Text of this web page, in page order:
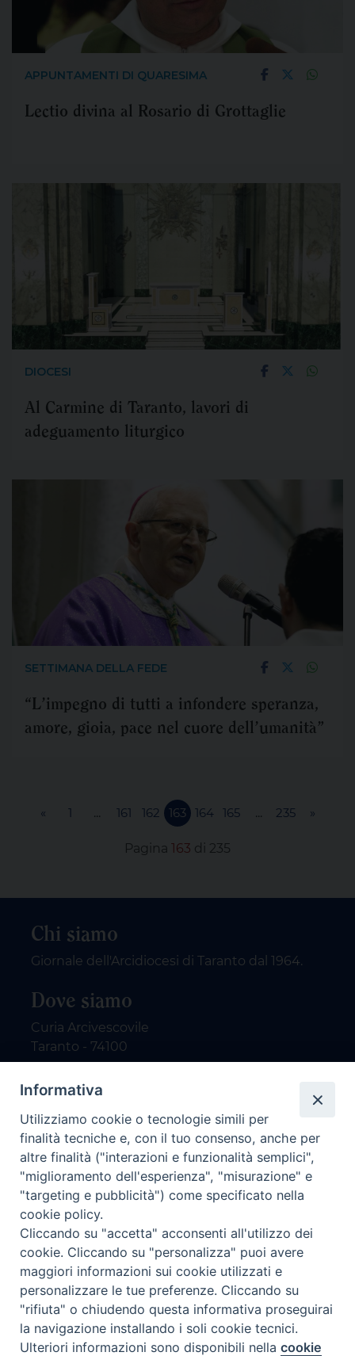
APPUNTAMENTI DI QUARESIMA
Lectio divina al Rosario di Grottaglie
DIOCESI
Al Carmine di Taranto, lavori di
adeguamento liturgico
SETTIMANA DELLA FEDE
“L’impegno di tutti a infondere speranza,
amore, gioia, pace nel cuore dell’umanità”
« 1 ... 161 162 163 164 165 ... 235 »
Pagina 163 di 235
Chi siamo
Giornale dell'Arcidiocesi di Taranto dal 1964.
Dove siamo
Curia Arcivescovile
Taranto - 74100
Contatti
email: redazione@nuovodialogo.com
marketing@nuovodialogo.com
tel: 0994525780
tel 2:
Newsletter
Iscriviti alla nostra newsletter
Preferenze Cookie
Informativa
Utilizziamo cookie o tecnologie simili per
finalità tecniche e, con il tuo consenso, anche per
altre finalità ("interazioni e funzionalità semplici",
"miglioramento dell'esperienza", "misurazione" e
"targeting e pubblicità") come specificato nella
cookie policy.
Cliccando su "accetta" acconsenti all'utilizzo dei
cookie. Cliccando su "personalizza" puoi avere
maggiori informazioni sui cookie utilizzati e
personalizzare le tue preferenze. Cliccando su
"rifiuta" o chiudendo questa informativa proseguirai
la navigazione installando i soli cookie tecnici.
Ulteriori informazioni sono disponibili nellacookie